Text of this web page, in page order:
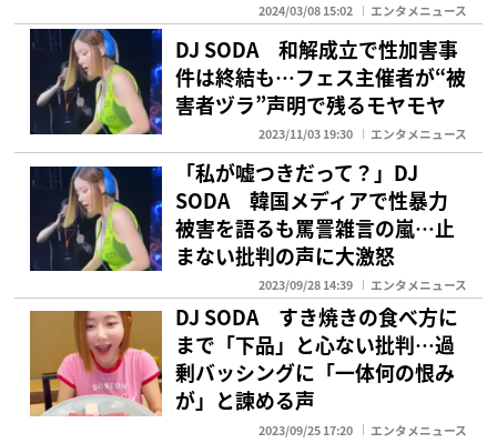
2024/03/08 15:02 エンタメニュース
DJ SODA 和解成立で性加害事
件は終結も…フェス主催者が“被
害者ヅラ”声明で残るモヤモヤ
2023/11/03 19:30 エンタメニュース
「私が嘘つきだって？」DJ
SODA 韓国メディアで性暴力
被害を語るも罵詈雑言の嵐…止
まない批判の声に大激怒
2023/09/28 14:39 エンタメニュース
DJ SODA すき焼きの食べ方に
まで「下品」と心ない批判…過
剰バッシングに「一体何の恨み
が」と諫める声
2023/09/25 17:20 エンタメニュース